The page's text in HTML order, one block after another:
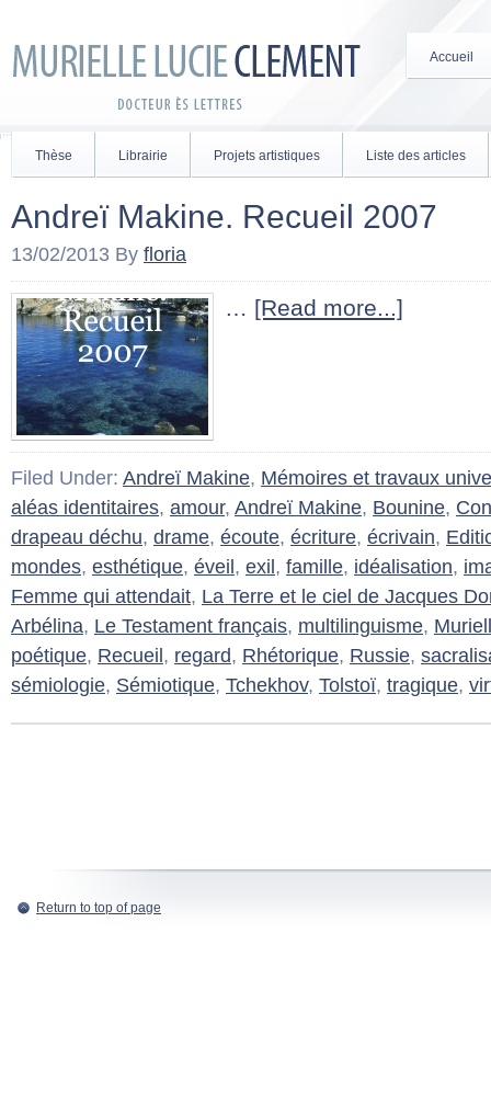
Accueil
Thèse Librairie Projets artistiques Liste des articles
Andreï Makine. Recueil 2007
13/02/2013 By floria
… [Read more...]
Filed Under: Andreï Makine, Mémoires et travaux
aléas identitaires, amour, Andreï Makine, Bounine,
drapeau déchu, drame, écoute, écriture, écrivain,
mondes, esthétique, éveil , exil , famille, idéalisation,
Femme qui attendait, La Terre et le ciel de Jacques
Arbélina, Le Testament français, multilinguisme,
poétique, Recueil , regard, Rhétorique, Russie,
sémiologie, Sémiotique, Tchekhov, Tolstoï, tragique,
Return to top of page